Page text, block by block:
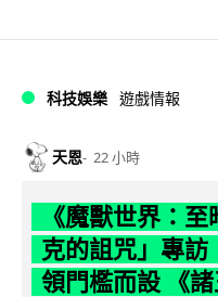
科技娛樂 遊戲情報
天恩 22 小時
《魔獸世界：
克的詛咒」專訪
領門檻而設 《